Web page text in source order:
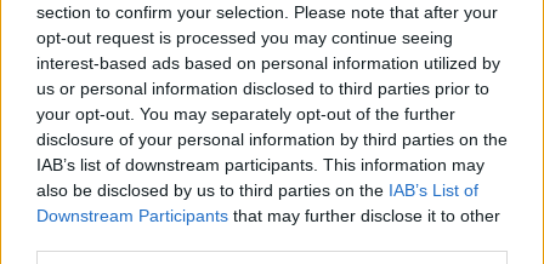
section to confirm your selection. Please note that after your
opt-out request is processed you may continue seeing
interest-based ads based on personal information utilized by
us or personal information disclosed to third parties prior to
your opt-out. You may separately opt-out of the further
disclosure of your personal information by third parties on the
IAB’s list of downstream participants. This information may
also be disclosed by us to third parties on the IAB’s List of
Downstream Participants that may further disclose it to other
”God chans att bli ny favorit”
Utbudet av terrängdugliga kombibilar har krympt men fylls
nu på av eldrivna Toyota bZ4X Touring. Vi provkör.